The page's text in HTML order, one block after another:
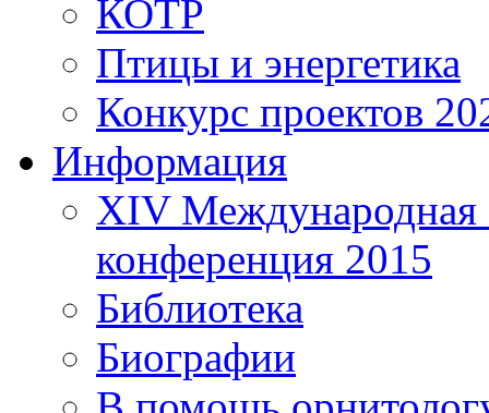
КОТР
Птицы и энергетика
Конкурс проектов
Информация
XIV Международная
конференция 2015
Библиотека
Биографии